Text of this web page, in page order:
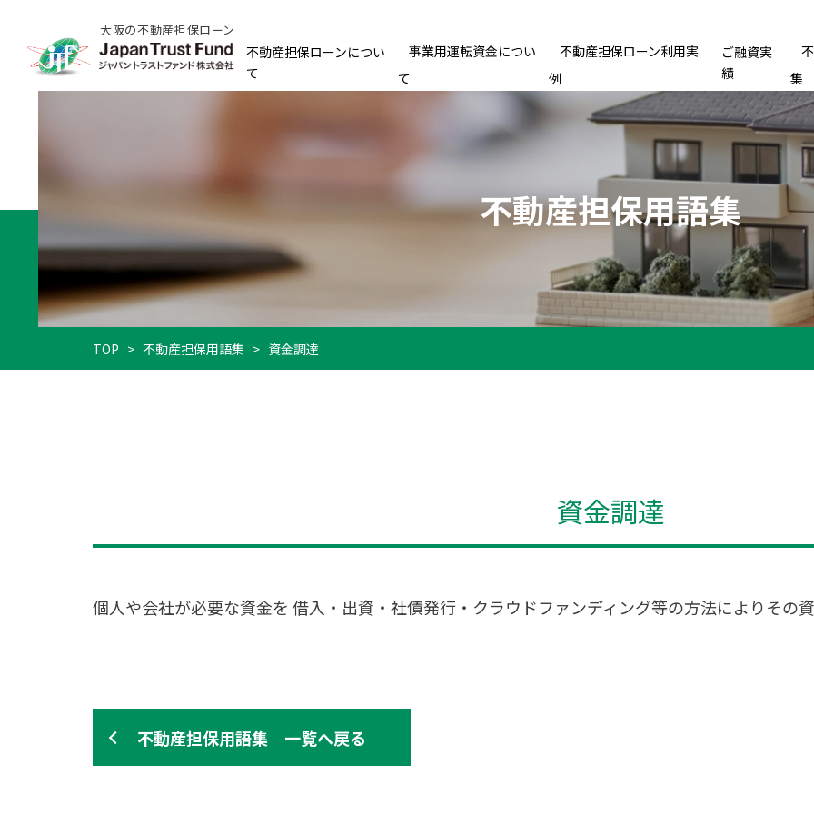
大阪の不動産担保ローン
不動産担保ローンについ
て
事業用運転資金につい
て
不動産担保ローン利用実
例
ご融資実
績
集
不動産担保用語集
TOP > 不動産担保用語集 > 資金調達
資金調達
個人や会社が必要な資金を 借入・出資・社債発行・クラウドファンディング等の方法によりその
不動産担保用語集 一覧へ戻る